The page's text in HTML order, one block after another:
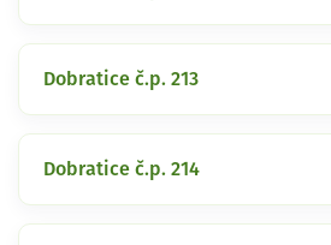
Dobratice č.p. 213
Dobratice č.p. 214